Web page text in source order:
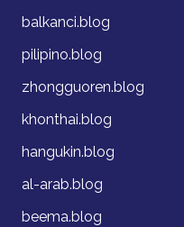
balkanci.blog
pilipino.blog
zhongguoren.blog
khonthai.blog
hangukin.blog
al-arab.blog
beema.blog